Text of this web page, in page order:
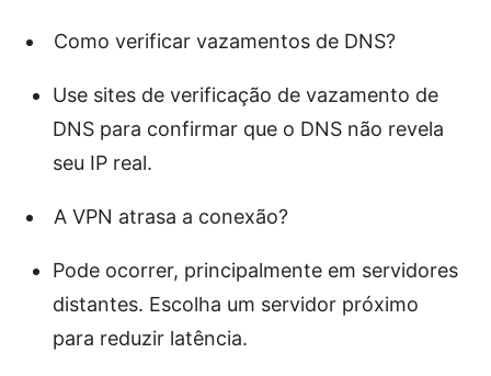
Como verificar vazamentos de DNS?
Use sites de verificação de vazamento de
DNS para confirmar que o DNS não revela
seu IP real.
A VPN atrasa a conexão?
Pode ocorrer, principalmente em servidores
distantes. Escolha um servidor próximo
para reduzir latência.